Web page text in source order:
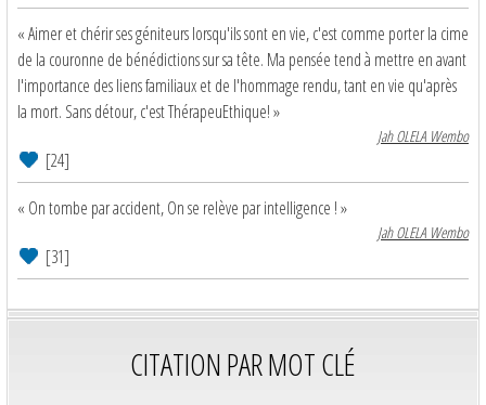
« Aimer et chérir ses géniteurs lorsqu'ils sont en vie, c'est comme porter la cime
de la couronne de bénédictions sur sa tête. Ma pensée tend à mettre en avant
l'importance des liens familiaux et de l'hommage rendu, tant en vie qu'après
la mort. Sans détour, c'est ThérapeuEthique! »
Jah OLELA Wembo
[24]
« On tombe par accident, On se relève par intelligence ! »
Jah OLELA Wembo
[31]
CITATION PAR MOT CLÉ